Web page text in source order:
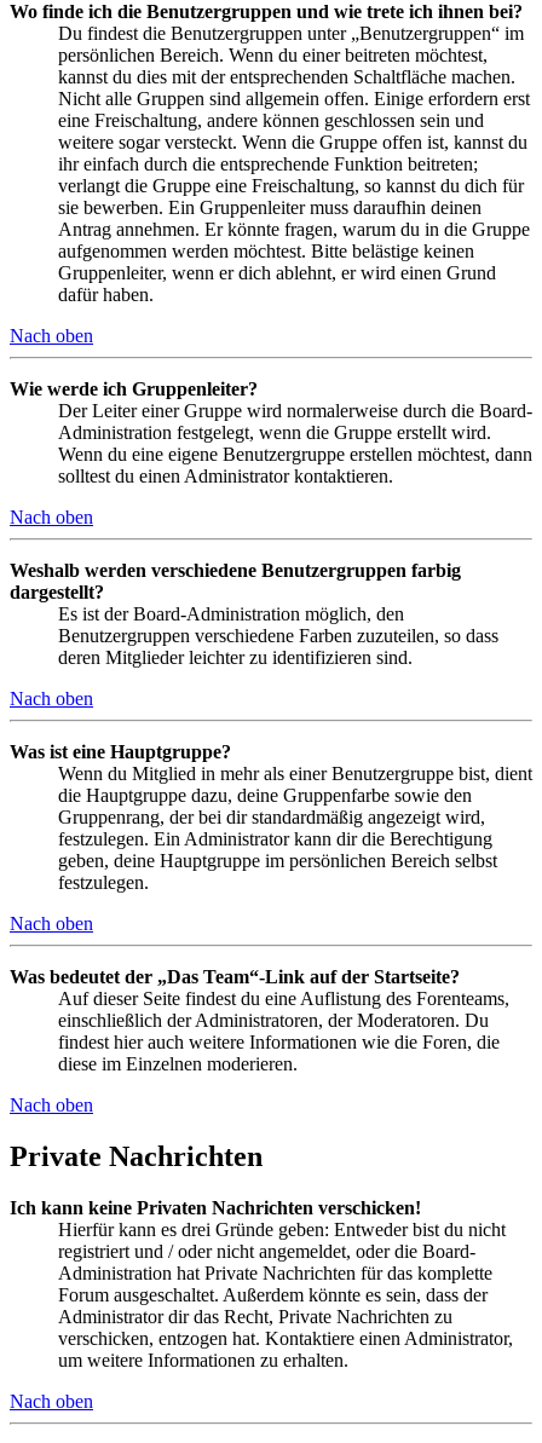
Wo finde ich die Benutzergruppen und wie trete ich ihnen bei?
Du findest die Benutzergruppen unter „Benutzergruppen“ im
persönlichen Bereich. Wenn du einer beitreten möchtest,
kannst du dies mit der entsprechenden Schaltfläche machen.
Nicht alle Gruppen sind allgemein offen. Einige erfordern erst
eine Freischaltung, andere können geschlossen sein und
weitere sogar versteckt. Wenn die Gruppe offen ist, kannst du
ihr einfach durch die entsprechende Funktion beitreten;
verlangt die Gruppe eine Freischaltung, so kannst du dich für
sie bewerben. Ein Gruppenleiter muss daraufhin deinen
Antrag annehmen. Er könnte fragen, warum du in die Gruppe
aufgenommen werden möchtest. Bitte belästige keinen
Gruppenleiter, wenn er dich ablehnt, er wird einen Grund
dafür haben.
Nach oben
Wie werde ich Gruppenleiter?
Der Leiter einer Gruppe wird normalerweise durch die Board-
Administration festgelegt, wenn die Gruppe erstellt wird.
Wenn du eine eigene Benutzergruppe erstellen möchtest, dann
solltest du einen Administrator kontaktieren.
Nach oben
Weshalb werden verschiedene Benutzergruppen farbig
dargestellt?
Es ist der Board-Administration möglich, den
Benutzergruppen verschiedene Farben zuzuteilen, so dass
deren Mitglieder leichter zu identifizieren sind.
Nach oben
Was ist eine Hauptgruppe?
Wenn du Mitglied in mehr als einer Benutzergruppe bist, dient
die Hauptgruppe dazu, deine Gruppenfarbe sowie den
Gruppenrang, der bei dir standardmäßig angezeigt wird,
festzulegen. Ein Administrator kann dir die Berechtigung
geben, deine Hauptgruppe im persönlichen Bereich selbst
festzulegen.
Nach oben
Was bedeutet der „Das Team“-Link auf der Startseite?
Auf dieser Seite findest du eine Auflistung des Forenteams,
einschließlich der Administratoren, der Moderatoren. Du
findest hier auch weitere Informationen wie die Foren, die
diese im Einzelnen moderieren.
Nach oben
Private Nachrichten
Ich kann keine Privaten Nachrichten verschicken!
Hierfür kann es drei Gründe geben: Entweder bist du nicht
registriert und / oder nicht angemeldet, oder die Board-
Administration hat Private Nachrichten für das komplette
Forum ausgeschaltet. Außerdem könnte es sein, dass der
Administrator dir das Recht, Private Nachrichten zu
verschicken, entzogen hat. Kontaktiere einen Administrator,
um weitere Informationen zu erhalten.
Nach oben